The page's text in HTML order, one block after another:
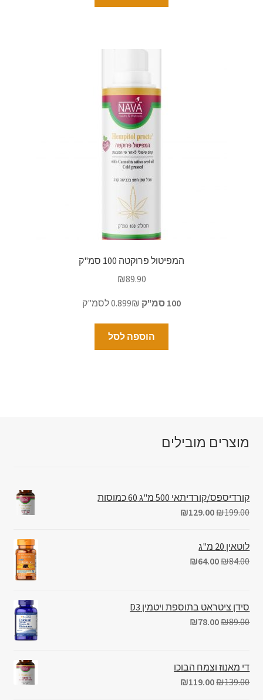
המפיטול פרוקטה 100 סמ"ק
₪89.90
100 סמ"ק
הוספה לסל
מוצרים מובילים
קורדיספס/קורדיתאי 500 מ"ג 60 כמוסות
₪199.00
₪129.00
לוטאין 20 מ"ג
₪84.00
₪64.00
סידן ציטראט בתוספת ויטמין D3
₪89.00
₪78.00
די מאנוז וצמח הבוכו
₪139.00
₪119.00